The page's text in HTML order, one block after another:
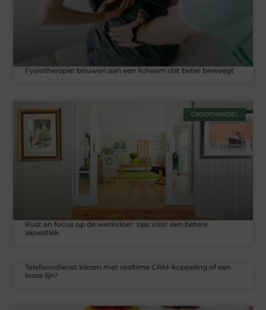
Fysiotherapie: bouwen aan een lichaam dat beter beweegt
GROOTHANDEL
Rust en focus op de werkvloer: tips voor een betere
akoestiek
Telefoondienst kiezen met realtime CRM-koppeling of een
losse lijn?